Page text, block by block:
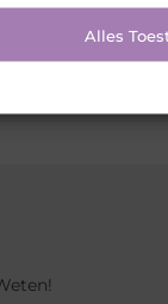
Alles